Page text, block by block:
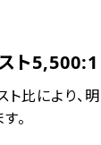
ト5,500:1
比により、
。